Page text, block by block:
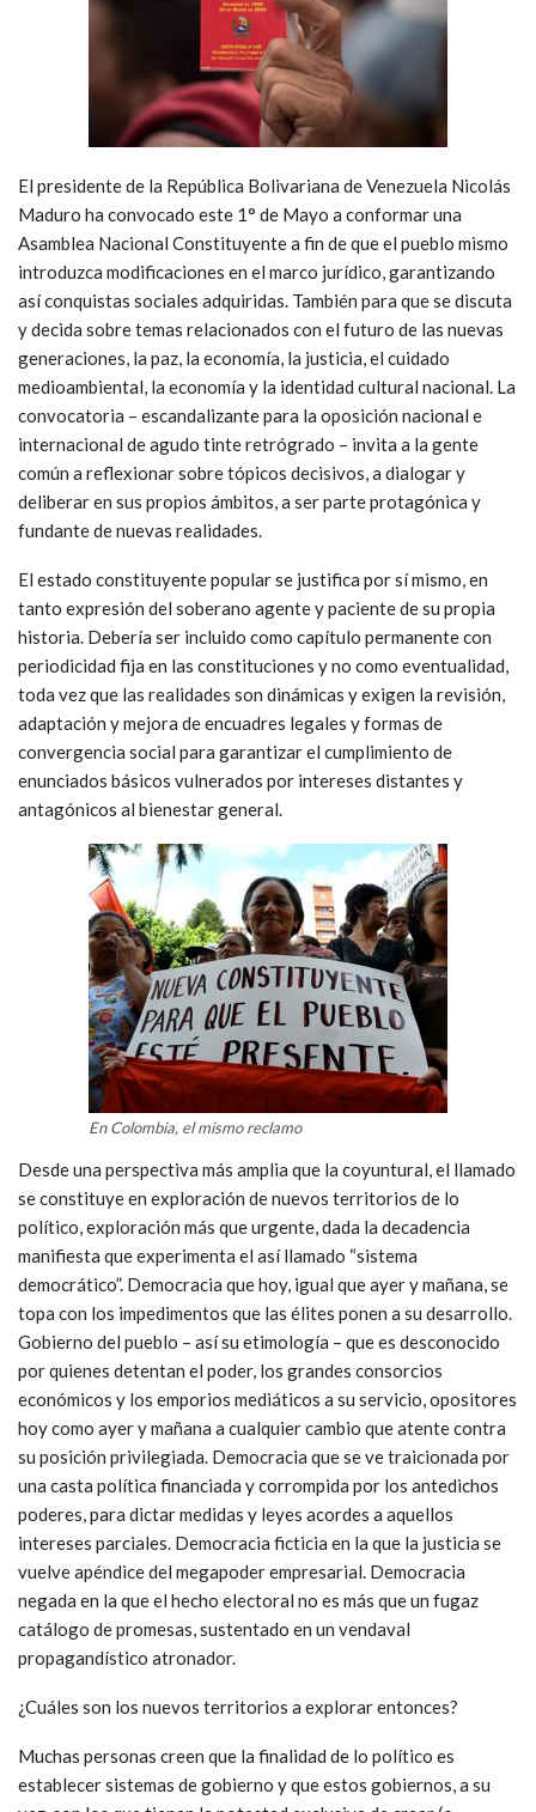
El presidente de la República Bolivariana de Venezuela Nicolás
Maduro ha convocado este 1° de Mayo a conformar una
Asamblea Nacional Constituyente a fin de que el pueblo mismo
introduzca modificaciones en el marco jurídico, garantizando
así conquistas sociales adquiridas. También para que se discuta
y decida sobre temas relacionados con el futuro de las nuevas
generaciones, la paz, la economía, la justicia, el cuidado
medioambiental, la economía y la identidad cultural nacional. La
convocatoria – escandalizante para la oposición nacional e
internacional de agudo tinte retrógrado – invita a la gente
común a reflexionar sobre tópicos decisivos, a dialogar y
deliberar en sus propios ámbitos, a ser parte protagónica y
fundante de nuevas realidades.
El estado constituyente popular se justifica por sí mismo, en
tanto expresión del soberano agente y paciente de su propia
historia. Debería ser incluido como capítulo permanente con
periodicidad fija en las constituciones y no como eventualidad,
toda vez que las realidades son dinámicas y exigen la revisión,
adaptación y mejora de encuadres legales y formas de
convergencia social para garantizar el cumplimiento de
enunciados básicos vulnerados por intereses distantes y
antagónicos al bienestar general.
En Colombia, el mismo reclamo
Desde una perspectiva más amplia que la coyuntural, el llamado
se constituye en exploración de nuevos territorios de lo
político, exploración más que urgente, dada la decadencia
manifiesta que experimenta el así llamado “sistema
democrático”. Democracia que hoy, igual que ayer y mañana, se
topa con los impedimentos que las élites ponen a su desarrollo.
Gobierno del pueblo – así su etimología – que es desconocido
por quienes detentan el poder, los grandes consorcios
económicos y los emporios mediáticos a su servicio, opositores
hoy como ayer y mañana a cualquier cambio que atente contra
su posición privilegiada. Democracia que se ve traicionada por
una casta política financiada y corrompida por los antedichos
poderes, para dictar medidas y leyes acordes a aquellos
intereses parciales. Democracia ficticia en la que la justicia se
vuelve apéndice del megapoder empresarial. Democracia
negada en la que el hecho electoral no es más que un fugaz
catálogo de promesas, sustentado en un vendaval
propagandístico atronador.
¿Cuáles son los nuevos territorios a explorar entonces?
Muchas personas creen que la finalidad de lo político es
establecer sistemas de gobierno y que estos gobiernos, a su